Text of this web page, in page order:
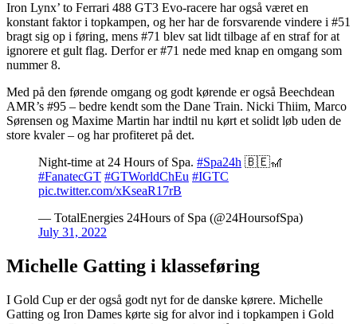
Iron Lynx’ to Ferrari 488 GT3 Evo-racere har også været en
konstant faktor i topkampen, og her har de forsvarende vindere i #51
bragt sig op i føring, mens #71 blev sat lidt tilbage af en straf for at
ignorere et gult flag. Derfor er #71 nede med knap en omgang som
nummer 8.
Med på den førende omgang og godt kørende er også Beechdean
AMR’s #95 – bedre kendt som the Dane Train. Nicki Thiim, Marco
Sørensen og Maxime Martin har indtil nu kørt et solidt løb uden de
store kvaler – og har profiteret på det.
Night-time at 24 Hours of Spa. #Spa24h 🇧🇪🎢
#FanatecGT #GTWorldChEu #IGTC
pic.twitter.com/xKseaR17rB
— TotalEnergies 24Hours of Spa (@24HoursofSpa)
July 31, 2022
Michelle Gatting i klasseføring
I Gold Cup er der også godt nyt for de danske kørere. Michelle
Gatting og Iron Dames kørte sig for alvor ind i topkampen i Gold